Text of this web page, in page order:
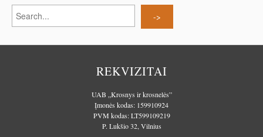
REKVIZITAI
UAB „Krosnys ir krosnelės”
Įmonės kodas: 159910924
PVM kodas: LT599109219
P. Lukšio 32, Vilnius